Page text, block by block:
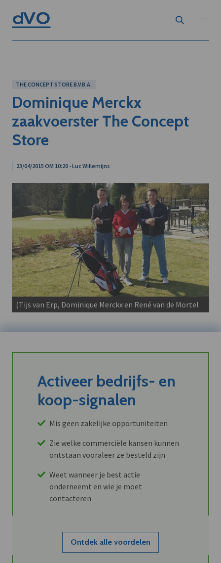
THE CONCEPT STORE B.V.B.A.
Dominique Merckx
zaakvoerster The Concept
Store
23/04/2015 OM 10:20 - Luc Willemijns
(Tijs van Erp, Dominique Merckx en René van de Mortel
Activeer bedrijfs- en
koop-signalen
Mis geen zakelijke opportuniteiten
Zie welke commerciële kansen kunnen
ontstaan vooraleer ze besteld zijn
Weet wanneer je best actie
onderneemt en wie je moet
contacteren
Ontdek alle voordelen